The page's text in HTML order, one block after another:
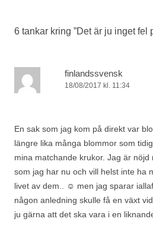
6 tankar kring ”Det är ju inget fel
finlandssvensk
18/08/2017 kl. 11:34
En sak som jag kom på direkt var
längre lika många blommor som
mina matchande krukor. Jag är
som jag har nu och vill helst inte ha
livet av dem.. ☺ men jag sparar
någon anledning skulle få en växt
ju gärna att det ska vara i en